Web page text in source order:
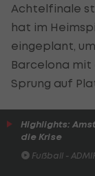
Achtelfinale
hat im
eingeplant,
Barcelona mit
Sprung auf
Highlights:
die Krise
Fußball -